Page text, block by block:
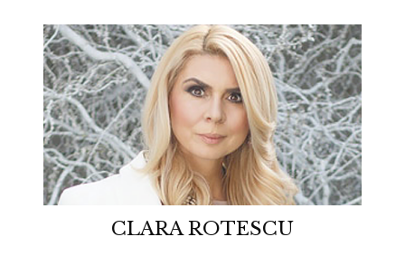
CLARA ROTESCU